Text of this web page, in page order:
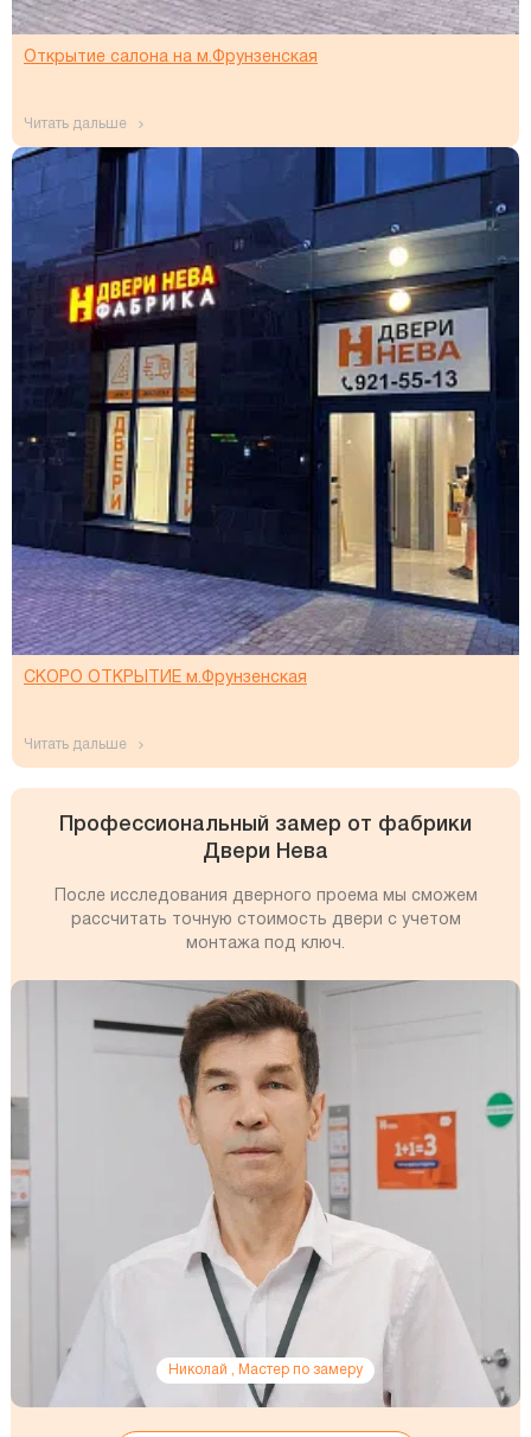
Открытие салона на м.Фрунзенская
читать дальше
СКОРО ОТКРЫТИЕ м.Фрунзенская
читать дальше
Профессиональный замер от фабрики
Двери Нева
После исследования дверного проема мы сможем
рассчитать точную стоимость двери с учетом
монтажа под ключ.
Николай , Мастер по замеру